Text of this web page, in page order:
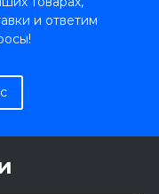
и ответим